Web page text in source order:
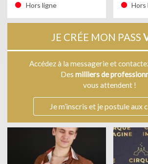
Hors ligne
Hors
JE CRÉE MON PASS
Accédez à la messagerie et
Des milliers de
vous attendent !
Je m’inscris et je postule aux